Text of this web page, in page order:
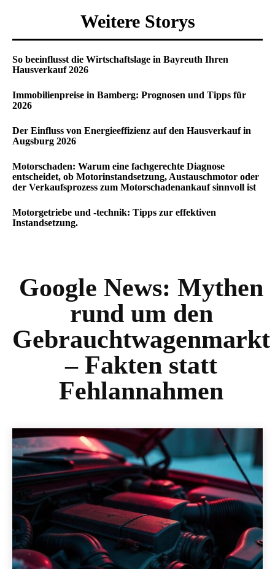
Weitere Storys
So beeinflusst die Wirtschaftslage in Bayreuth Ihren
Hausverkauf 2026
Immobilienpreise in Bamberg: Prognosen und Tipps für
2026
Der Einfluss von Energieeffizienz auf den Hausverkauf in
Augsburg 2026
Motorschaden: Warum eine fachgerechte Diagnose
entscheidet, ob Motorinstandsetzung, Austauschmotor oder
der Verkaufsprozess zum Motorschadenankauf sinnvoll ist
Motorgetriebe und -technik: Tipps zur effektiven
Instandsetzung.
Google News: Mythen
rund um den
Gebrauchtwagenmarkt
– Fakten statt
Fehlannahmen